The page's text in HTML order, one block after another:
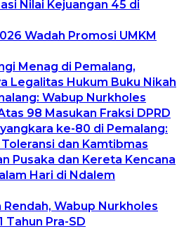
Nilai Kejuangan 45 di
Wadah Promosi UMKM
Menag di Pemalang,
Legalitas Hukum Buku Nikah
Wabup Nurkholes
98 Masukan Fraksi DPRD
ke-80 di Pemalang:
dan Kamtibmas
Pusaka dan Kereta Kencana
Hari di Ndalem
Rendah, Wabup Nurkholes
Tahun Pra-SD